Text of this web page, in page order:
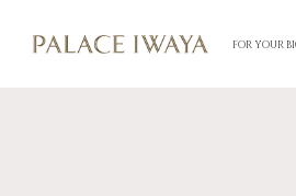
FOR YOUR